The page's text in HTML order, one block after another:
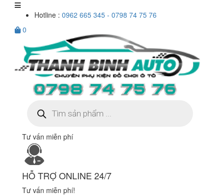
Hotline : 0962 665 345 - 0798 74 75 76
0
kiếm
sản
Tư vấn miễn phí
HỖ TRỢ ONLINE 24/7
Tư vấn miễn phí!